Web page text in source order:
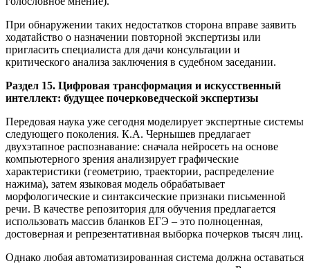
При обнаружении таких недостатков сторона вправе заявить
ходатайство о назначении повторной экспертизы или
пригласить специалиста для дачи консультации и
критического анализа заключения в судебном заседании.
Раздел 15. Цифровая трансформация и искусственный
интеллект: будущее почерковедческой экспертизы
Передовая наука уже сегодня моделирует экспертные системы
следующего поколения. К.А. Чернышев предлагает
двухэтапное распознавание: сначала нейросеть на основе
компьютерного зрения анализирует графические
характеристики (геометрию, траектории, распределение
нажима), затем языковая модель обрабатывает
морфологические и синтаксические признаки письменной
речи. В качестве репозитория для обучения предлагается
использовать массив бланков ЕГЭ – это полноценная,
достоверная и репрезентативная выборка почерков тысяч лиц.
Однако любая автоматизированная система должна оставаться